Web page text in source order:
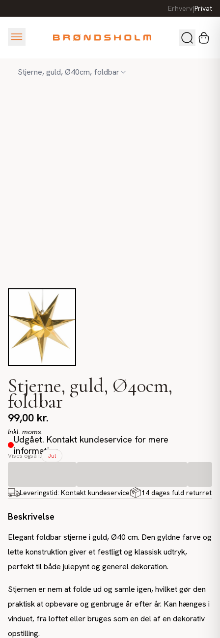
Erhverv|Privat
Stjerne, guld, Ø40cm, foldbar
Stjerne, guld, Ø40cm,
foldbar
99,00 kr.
Inkl. moms.
Udgået. Kontakt kundeservice for mere
information
Vises også i: Jul
Leveringstid: Kontakt kundeservice 14 dages fuld returret
Beskrivelse
Elegant foldbar stjerne i guld, Ø40 cm. Den gyldne farve og
lette konstruktion giver et festligt og klassisk udtryk,
perfekt til både julepynt og generel dekoration.
Stjernen er nem at folde ud og samle igen, hvilket gør den
praktisk at opbevare og genbruge år efter år. Kan hænges i
vinduet, fra loftet eller bruges som en del af en dekorativ
opstilling.